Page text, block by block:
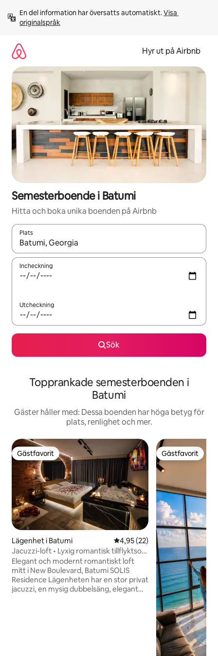
innehåll
En del information har översatts automatiskt. Visa
originalspråk
Hyr ut på Airbnb
Semesterboende i Batumi
Hitta och boka unika boenden på Airbnb
Plats
När resultaten är tillgängliga kan du navigera med upp- och
Incheckning
Utcheckning
Sök
Topprankade semesterboenden i
Batumi
Gäster håller med: Dessa boenden har höga betyg för
plats, renlighet och mer.
Gästfavorit
Gästfavorit
Lägenhet i Batumi 4,95 av 5 i genomsnittligt
4,95 (22)
Jacuzzi-loft • Lyxig romantisk tillflyktsort
• Batumi
Elegant och modernt romantiskt loft
mitt i New Boulevard, Batumi SOLIS
Residence Lägenheten har en stor privat
jacuzzi, en mysig dubbelsäng, elegant
Gästfavorit
Gästfavorit